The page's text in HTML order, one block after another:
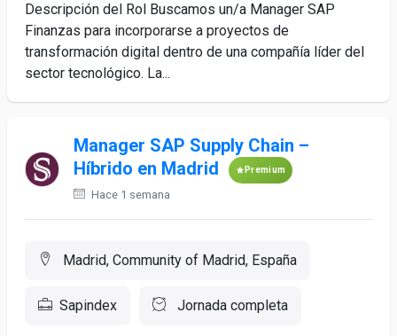
Descripción del Rol Buscamos un/a Manager SAP
Finanzas para incorporarse a proyectos de
transformación digital dentro de una compañía líder del
sector tecnológico. La...
Manager SAP Supply Chain –
Híbrido en Madrid
Premium
Hace 1 semana
Madrid, Community of Madrid, España
Sapindex Jornada completa